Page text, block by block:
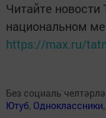
Читайте новости
национальном
https://max.ru/
Без социаль
Ютуб, Одноклассники,